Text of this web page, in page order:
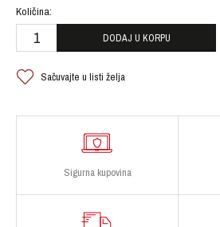
Količina:
DODAJ U KORPU
Sačuvajte u listi želja
Sigurna kupovina